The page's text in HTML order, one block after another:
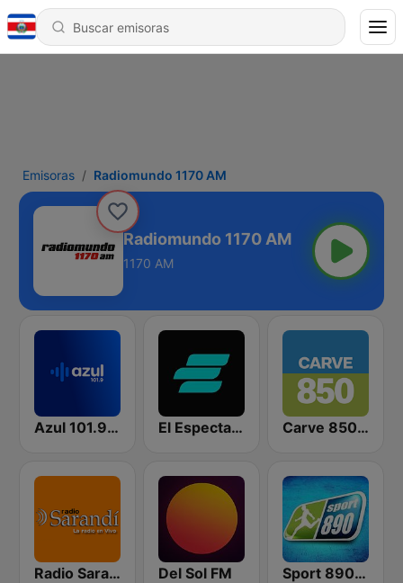
Emisoras Radiomundo 1170 AM
Radiomundo 1170 AM
1170 AM
Azul 101.9 FM El Espectador 810 AM Carve 850 AM
Radio Sarandí 690 Del Sol FM Sport 890 AM